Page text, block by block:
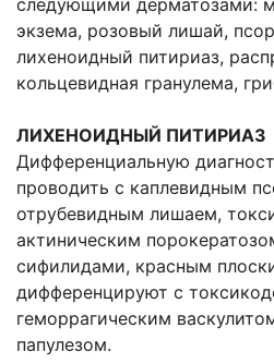
следующими дерматозами:
экзема, розовый лишай,
лихеноидный питириаз,
кольцевидная гранулема,
ЛИХЕНОИДНЫЙ ПИТИРИАЗ
Дифференциальную
проводить с каплевидным
отрубевидным лишаем,
актиническим
сифилидами, красным
дифференцируют с
геморрагическим
папулезом.